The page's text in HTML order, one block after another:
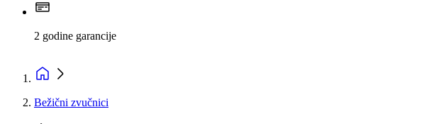
2 godine garancije
Bežični zvučnici